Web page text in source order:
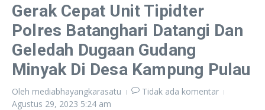
Gerak Cepat Unit Tipidter
Polres Batanghari Datangi Dan
Geledah Dugaan Gudang
Minyak Di Desa Kampung Pulau
Oleh mediabhayangkarasatu
Tidak ada komentar
Agustus 29, 2023 5:24 am